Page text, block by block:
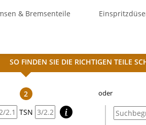
& Bremsenteile
SO FINDEN SIE DIE RICHTIGEN TEILE
2
TSN i